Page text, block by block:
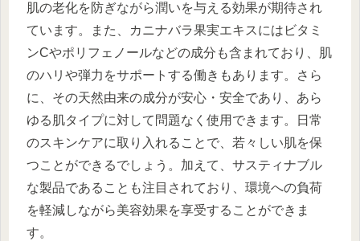
肌の老化を防ぎながら潤いを与える効果が期待され
ています。また、カニナバラ果実エキスにはビタミ
ンCやポリフェノールなどの成分も含まれており、肌
のハリや弾力をサポートする働きもあります。さら
に、その天然由来の成分が安心・安全であり、あら
ゆる肌タイプに対して問題なく使用できます。日常
のスキンケアに取り入れることで、若々しい肌を保
つことができるでしょう。加えて、サスティナブル
な製品であることも注目されており、環境への負荷
を軽減しながら美容効果を享受することができま
す。